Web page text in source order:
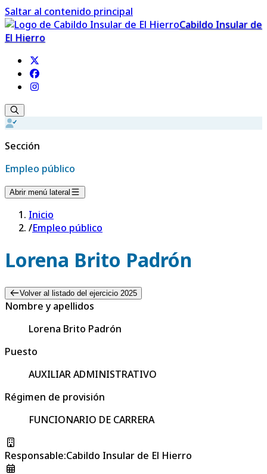
Saltar al contenido principal
Cabildo Insular de
El Hierro
Sección
Empleo público
Abrir menú lateral
Inicio
/Empleo público
Lorena Brito Padrón
Volver al listado del ejercicio 2025
Nombre y apellidos
Lorena Brito Padrón
Puesto
AUXILIAR ADMINISTRATIVO
Régimen de provisión
FUNCIONARIO DE CARRERA
Responsable:Cabildo Insular de El Hierro